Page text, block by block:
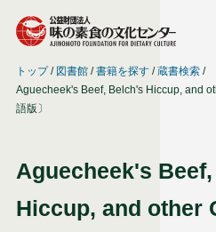
トップ 図書館 書籍を探す
蔵書検索
Aguecheek's Beef, Belch's Hiccup, and
語版〕
Aguecheek's
Hiccup, and other